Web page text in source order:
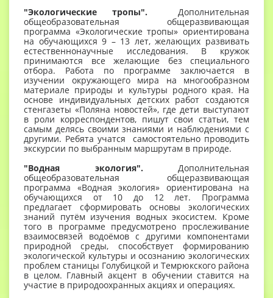
"Экологические тропы".
Дополнительная
общеобразовательная общеразвивающая
программа «Экологические тропы» ориентирована
на обучающихся 9 – 13 лет, желающих развивать
естественнонаучные исследования. В кружок
принимаются все желающие без специального
отбора. Работа по программе заключается в
изучении окружающего мира на многообразном
материале природы и культуры родного края. На
основе индивидуальных детских работ создаются
стенгазеты «Поляна новостей», где дети выступают
в роли корреспондентов, пишут свои статьи, тем
самым делясь своими знаниями и наблюдениями с
другими. Ребята учатся самостоятельно проводить
экскурсии по выбранным маршрутам в природе.
"Водная экология". Дополнительная
общеобразовательная общеразвивающая
программа «Водная экология» ориентирована на
обучающихся от 10 до 12 лет. Программа
предлагает сформировать основы экологических
знаний путём изучения водных экосистем. Кроме
того в программе предусмотрено прослеживание
взаимосвязей водоёмов с другими компонентами
природной среды, способствует формированию
экологической культуры и осознанию экологических
проблем станицы Голубицкой и Темрюкского района
в целом. Главный акцент в обучении ставится на
участие в природоохранных акциях и операциях.